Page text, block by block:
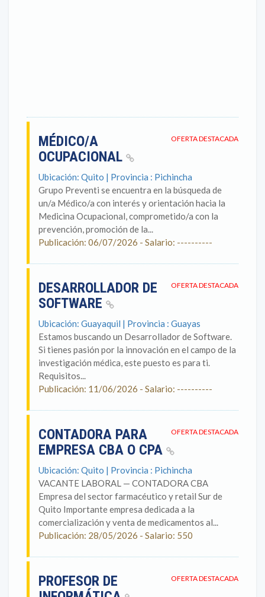
OFERTA DESTACADA
MÉDICO/A
OCUPACIONAL
Ubicación: Quito | Provincia : Pichincha
Grupo Preventi se encuentra en la búsqueda de
un/a Médico/a con interés y orientación hacia la
Medicina Ocupacional, comprometido/a con la
prevención, promoción de la...
Publicación: 06/07/2026 - Salario: ----------
OFERTA DESTACADA
DESARROLLADOR DE
SOFTWARE
Ubicación: Guayaquil | Provincia : Guayas
Estamos buscando un Desarrollador de Software.
Si tienes pasión por la innovación en el campo de la
investigación médica, este puesto es para ti.
Requisitos...
Publicación: 11/06/2026 - Salario: ----------
OFERTA DESTACADA
CONTADORA PARA
EMPRESA CBA O CPA
Ubicación: Quito | Provincia : Pichincha
VACANTE LABORAL — CONTADORA CBA
Empresa del sector farmacéutico y retail Sur de
Quito Importante empresa dedicada a la
comercialización y venta de medicamentos al...
Publicación: 28/05/2026 - Salario: 550
OFERTA DESTACADA
PROFESOR DE